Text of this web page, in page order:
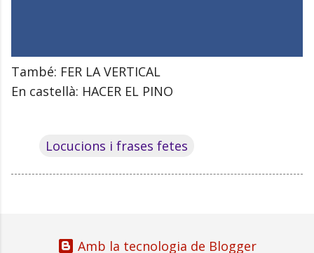
També: FER LA VERTICAL
En castellà: HACER EL PINO
Locucions i frases fetes
Amb la tecnologia de Blogger